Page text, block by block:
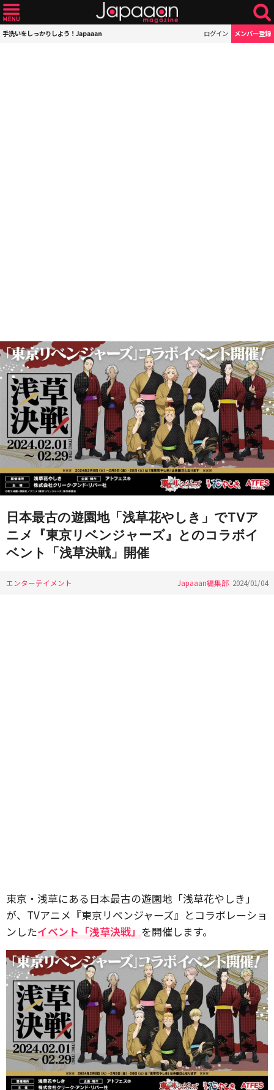
手洗いをしっかりしよう！Japaaan ログイン メンバー登録
日本最古の遊園地「浅草花やしき」でTVア
ニメ『東京リベンジャーズ』とのコラボイ
ベント「浅草決戦」開催
エンターテイメント Japaaan編集部 2024/01/04
東京・浅草にある日本最古の遊園地「浅草花やしき」
が、TVアニメ『東京リベンジャーズ』とコラボレーショ
ンしたイベント「浅草決戦」 を開催します。